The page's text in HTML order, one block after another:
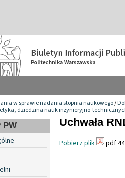
w sprawie nadania stopnia naukowego/
dziedzina nauk inżynieryjno-
PW Uchwała
Pobierz plik pdf